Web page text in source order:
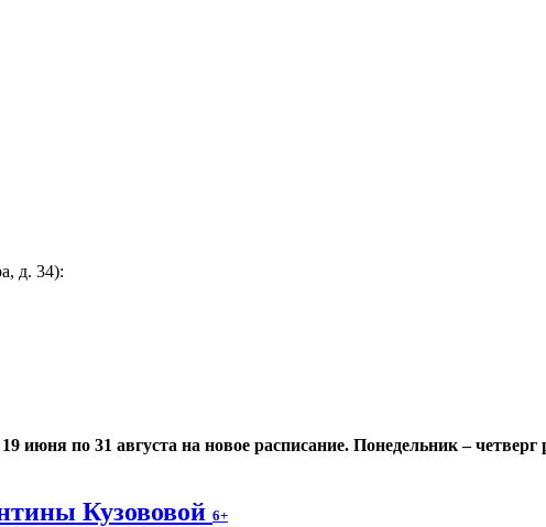
д. 34):
по 31 августа на новое расписание. Понедельник – четверг
Кузововой 6+